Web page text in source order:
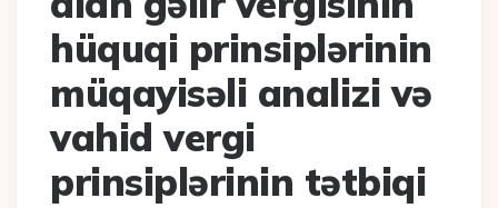
hüquqi prinsiplərinin
müqayisəli analizi və
vahid vergi
prinsiplərinin tətbiqi